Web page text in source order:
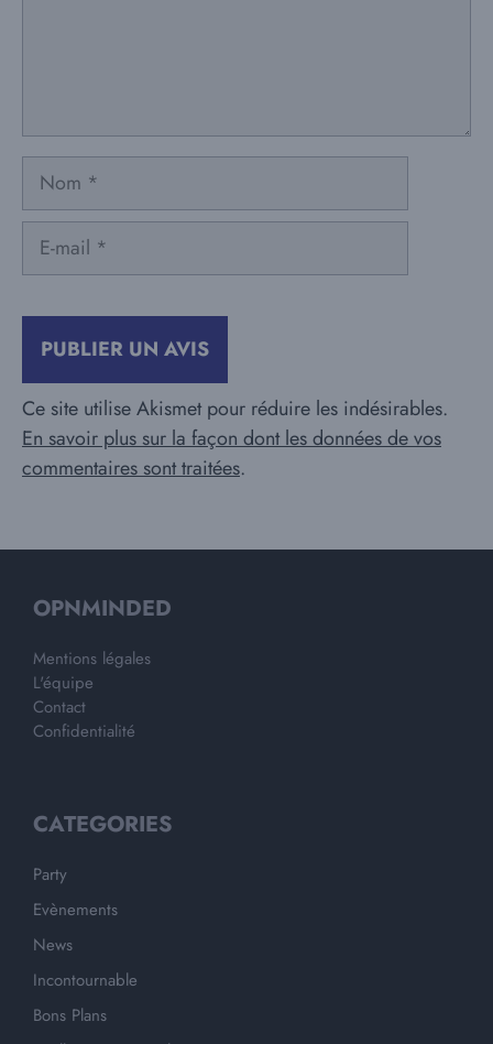
Nom
mail
Ce site utilise Akismet pour réduire les indésirables.
En savoir plus sur la façon dont les données de vos
commentaires sont traitées.
OPNMINDED
Mentions légales
L'équipe
Contact
Confidentialité
CATEGORIES
Party
Evènements
News
Incontournable
Bons Plans